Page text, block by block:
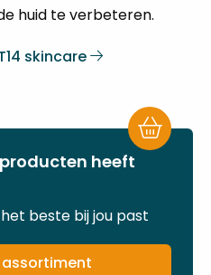
huid te verbeteren.
skincare
heeft
beste bij jou past
assortiment